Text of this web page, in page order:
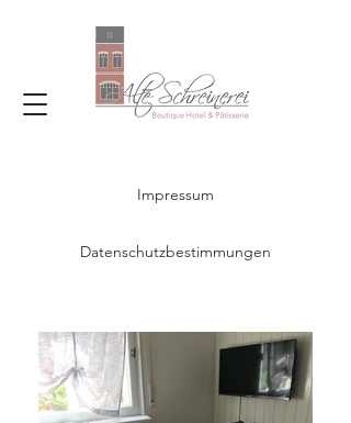
Impressum
Datenschutzbestimmungen